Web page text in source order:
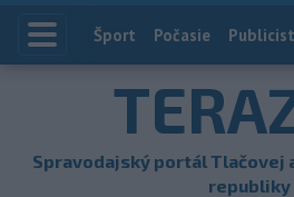
Index
Šport Počasie
Spravodajský portál Tlačovej
republiky